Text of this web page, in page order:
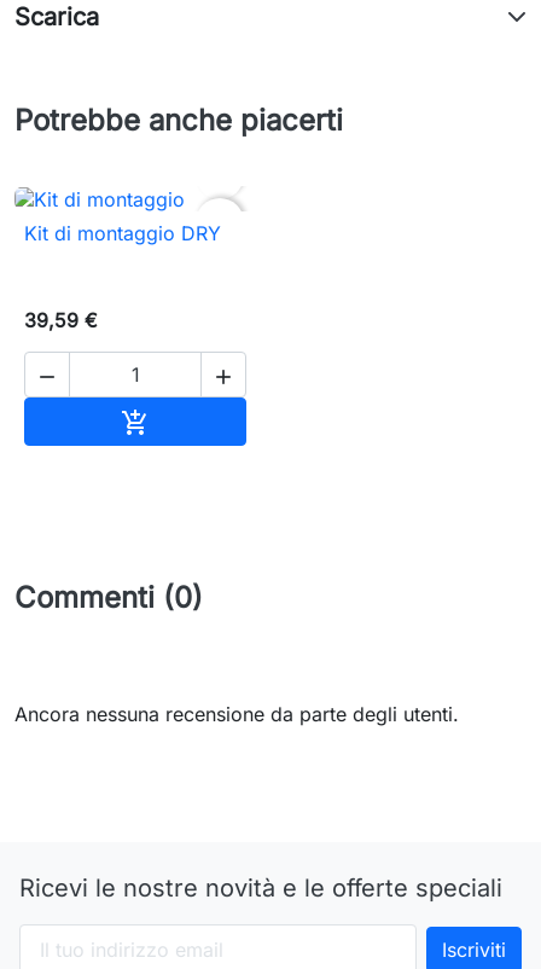
Scarica
Potrebbe anche piacerti
favorite_border
Kit di montaggio DRY
39,59 €
 

Commenti (0)
Ancora nessuna recensione da parte degli utenti.
Ricevi le nostre novità e le offerte speciali